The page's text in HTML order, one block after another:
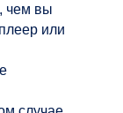
чем вы
или